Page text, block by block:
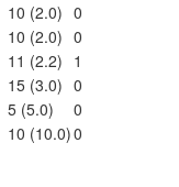
10 (2.0) 0
10 (2.0) 0
11 (2.2) 1
15 (3.0) 0
5 (5.0)
0
10 (10.0)0